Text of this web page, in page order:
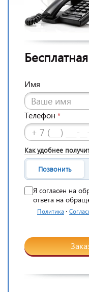
Имя
Телефон *
Как удобнее
Позвонить
Я согласен на
ответа на
Политика ·